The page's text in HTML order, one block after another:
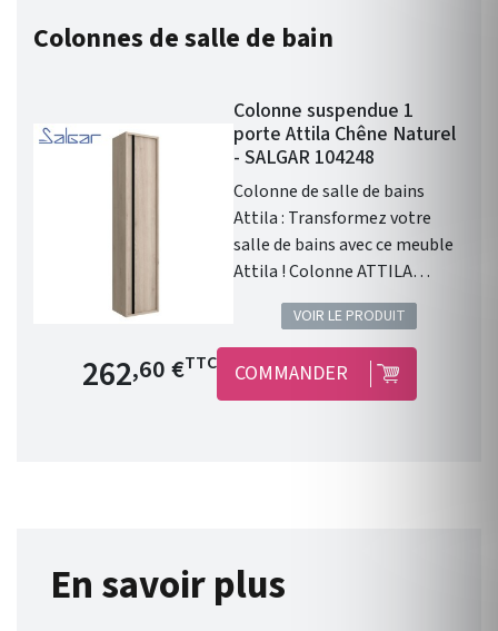
Colonnes de salle de bain
Colonne suspendue 1
porte Attila Chêne Naturel
- SALGAR 104248
Colonne de salle de bains
Attila : Transformez votre
salle de bains avec ce meuble
Attila ! Colonne ATTILA
CHÊNE NATUREL . Gamme :
ATTILA . Portes : 1 porte.
Poignée intégrée . Finition
extérieure : Chêne Naturel .
Fabriqué en Espagne.
sa poignée intégrée.
Composez la salle de bains qui
VOIR LE PRODUIT
Prix de base
262,60 €TTC COMMANDER
En savoir plus